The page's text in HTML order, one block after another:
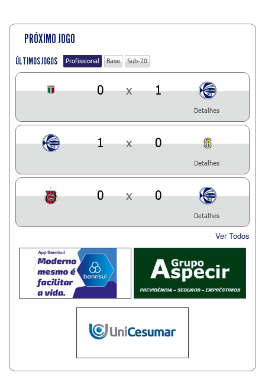
PRÓXIMO JOGO
ÚLTIMOS JOGOS Profissional Base Sub-20
0 x 1
Detalhes
1 x 0
Detalhes
0 x 0
Detalhes
Ver Todos